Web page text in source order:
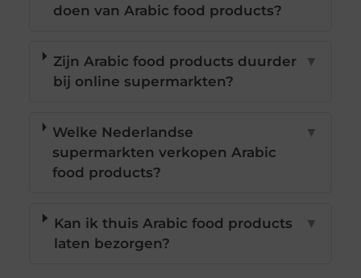
doen van Arabic food products?
Zijn Arabic food products duurder
bij online supermarkten?
▼
Welke Nederlandse
supermarkten verkopen Arabic
food products?
▼
Kan ik thuis Arabic food products
laten bezorgen?
▼